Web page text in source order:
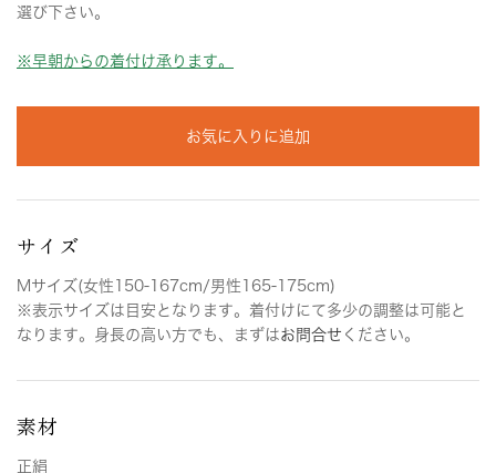
選び下さい。
※早朝からの着付け承ります。
お気に入りに追加
サイズ
Mサイズ(女性150-167cm/男性165-175cm)
※表示サイズは目安となります。着付けにて多少の調整は可能と
なります。身長の高い方でも、まずはお問合せ ください。
素材
正絹